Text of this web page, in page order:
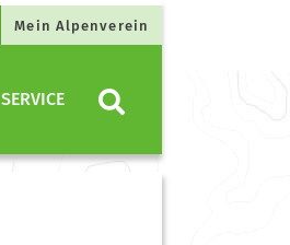
Mein Alpenverein
SERVICE